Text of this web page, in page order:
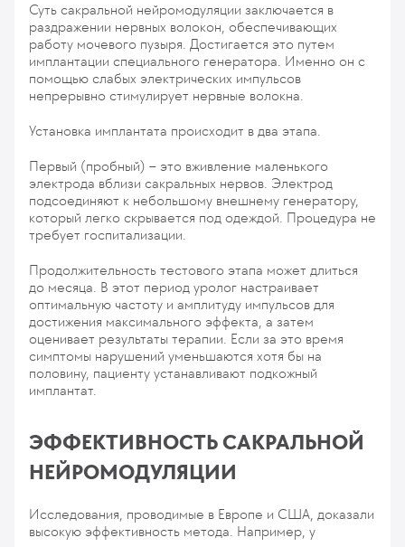
Суть сакральной нейромодуляции заключается в
раздражении нервных волокон, обеспечивающих
работу мочевого пузыря. Достигается это путем
имплантации специального генератора. Именно он с
помощью слабых электрических импульсов
непрерывно стимулирует нервные волокна.
Установка имплантата происходит в два этапа.
Первый (пробный) – это вживление маленького
электрода вблизи сакральных нервов. Электрод
подсоединяют к небольшому внешнему генератору,
который легко скрывается под одеждой. Процедура не
требует госпитализации.
Продолжительность тестового этапа может длиться
до месяца. В этот период уролог настраивает
оптимальную частоту и амплитуду импульсов для
достижения максимального эффекта, а затем
оценивает результаты терапии. Если за это время
симптомы нарушений уменьшаются хотя бы на
половину, пациенту устанавливают подкожный
имплантат.
ЭФФЕКТИВНОСТЬ САКРАЛЬНОЙ
НЕЙРОМОДУЛЯЦИИ
Исследования, проводимые в Европе и США, доказали
высокую эффективность метода. Например, у